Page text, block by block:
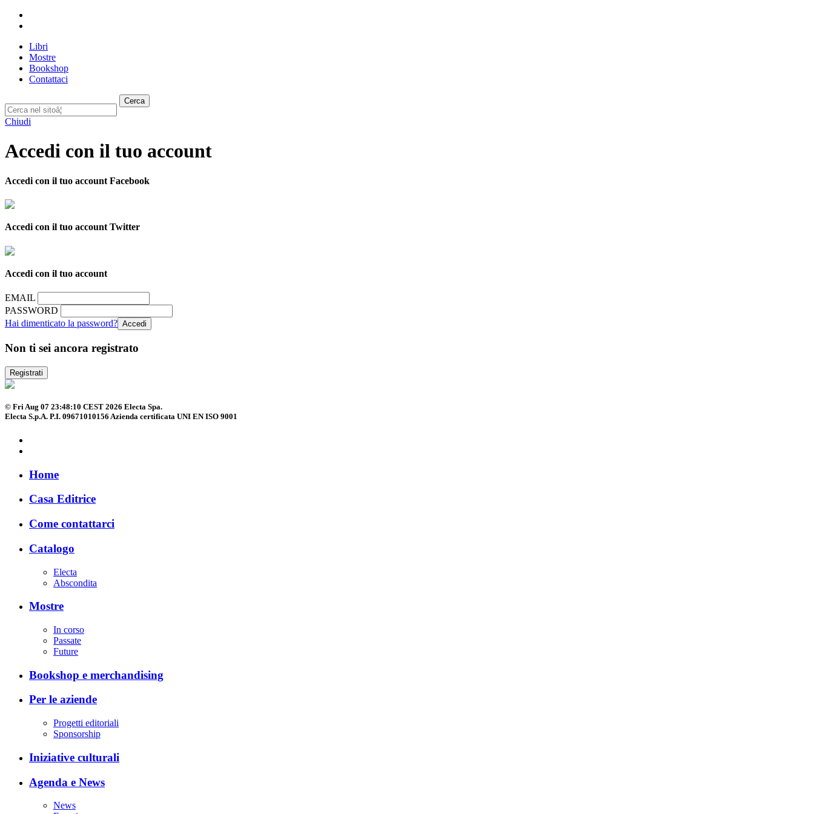
Libri
Mostre
Bookshop
Contattaci
Cerca
Chiudi
Accedi con il tuo account
Accedi con il tuo account Facebook
Accedi con il tuo account Twitter
Accedi con il tuo account
EMAIL
PASSWORD
Hai dimenticato la password?
Non ti sei ancora registrato
Registrati
© Fri Aug 07 23:48:10 CEST 2026 Electa Spa.
Electa S.p.A. P.I. 09671010156 Azienda certificata UNI EN ISO 9001
Home
Casa Editrice
Come contattarci
Catalogo
Electa
Abscondita
Mostre
In corso
Passate
Future
Bookshop e merchandising
Per le aziende
Progetti editoriali
Sponsorship
Iniziative culturali
Agenda e News
News